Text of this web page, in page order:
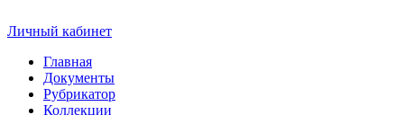
Личный кабинет
Главная
Документы
Рубрикатор
Коллекции